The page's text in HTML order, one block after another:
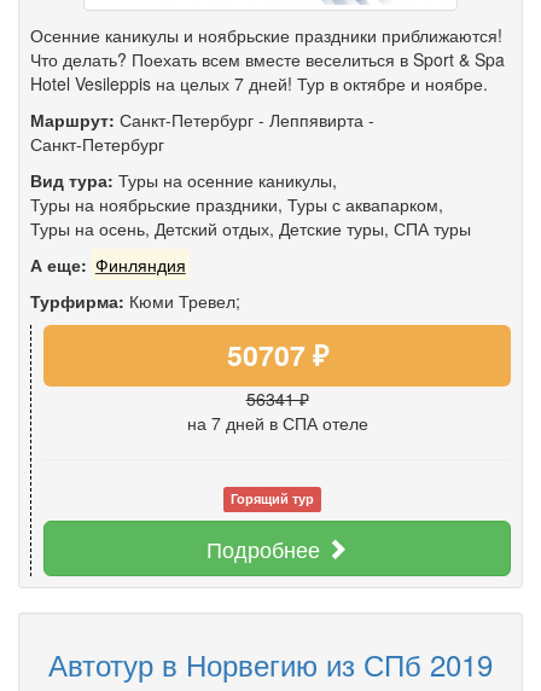
Осенние каникулы и ноябрьские праздники приближаются!
Что делать? Поехать всем вместе веселиться в Sport & Spa
Hotel Vesileppis на целых 7 дней! Тур в октябре и ноябре.
Маршрут: Санкт-Петербург - Леппявирта -
Санкт-Петербург
Вид тура: Туры на осенние каникулы,
Туры на ноябрьские праздники, Туры с аквапарком,
Туры на осень, Детский отдых, Детские туры, СПА туры
А еще: Финляндия
Турфирма: Кюми Тревел;
50707 ₽
56341 ₽
на 7 дней в СПА отеле
Горящий тур
Подробнее
Автотур в Норвегию из СПб 2019